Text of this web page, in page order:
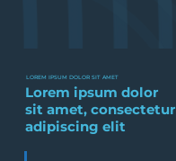
LOREM IPSUM DOLOR SIT AMET
Lorem ipsum dolor
sit amet, consectetur
adipiscing elit